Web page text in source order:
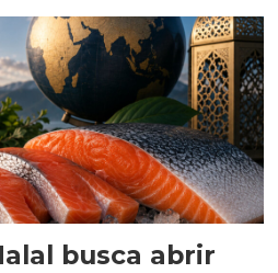
busca abrir